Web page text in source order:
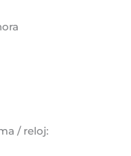
/ reloj: